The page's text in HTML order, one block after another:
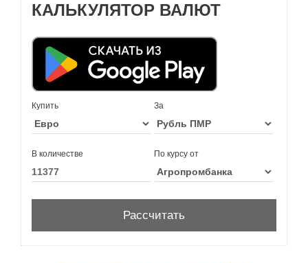
КАЛЬКУЛЯТОР ВАЛЮТ
Купить За
В количестве По курсу от